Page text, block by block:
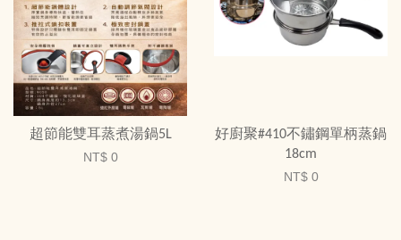
超節能雙耳蒸煮湯鍋5L
NT$ 0
好廚聚#410不鏽鋼單柄蒸鍋
18cm
NT$ 0